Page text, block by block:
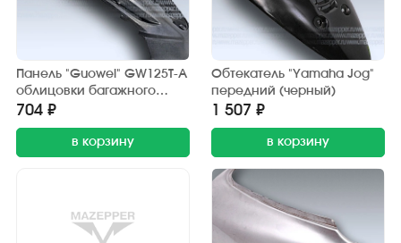
Панель "Guowei" GW125T-A
облицовки багажного
отсека (внешняя)
704 ₽
в корзину
Обтекатель "Yamaha Jog"
передний (черный)
1 507 ₽
в корзину